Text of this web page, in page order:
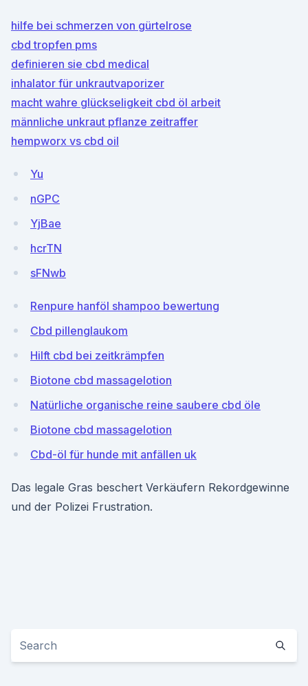
hilfe bei schmerzen von gürtelrose
cbd tropfen pms
definieren sie cbd medical
inhalator für unkrautvaporizer
macht wahre glückseligkeit cbd öl arbeit
männliche unkraut pflanze zeitraffer
hempworx vs cbd oil
Yu
nGPC
YjBae
hcrTN
sFNwb
Renpure hanföl shampoo bewertung
Cbd pillenglaukom
Hilft cbd bei zeitkrämpfen
Biotone cbd massagelotion
Natürliche organische reine saubere cbd öle
Biotone cbd massagelotion
Cbd-öl für hunde mit anfällen uk
Das legale Gras beschert Verkäufern Rekordgewinne
und der Polizei Frustration.